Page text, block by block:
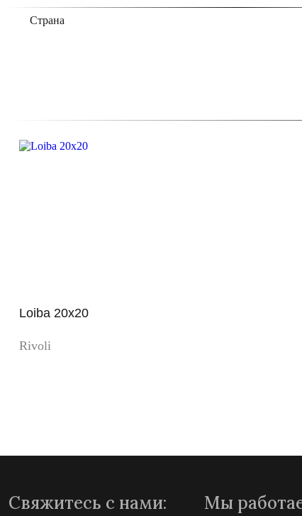
Страна
Loiba 20x20
Rivoli
Свяжитесь с нами: Мы